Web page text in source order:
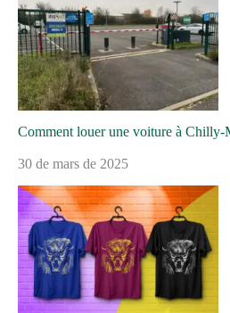
Comment louer une voiture à Chilly-
30 de mars de 2025